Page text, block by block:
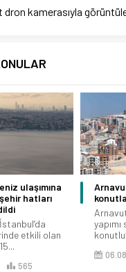
kamerasıyla
ulaşımına
hatları
etkili olan
565